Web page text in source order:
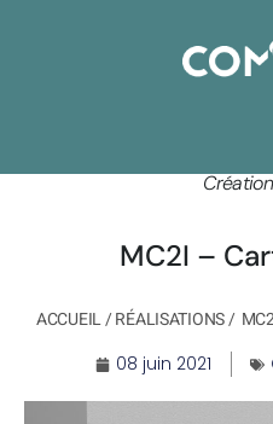
MC2I –
ACCUEIL/RÉALISATIONS/
08 juin 2021